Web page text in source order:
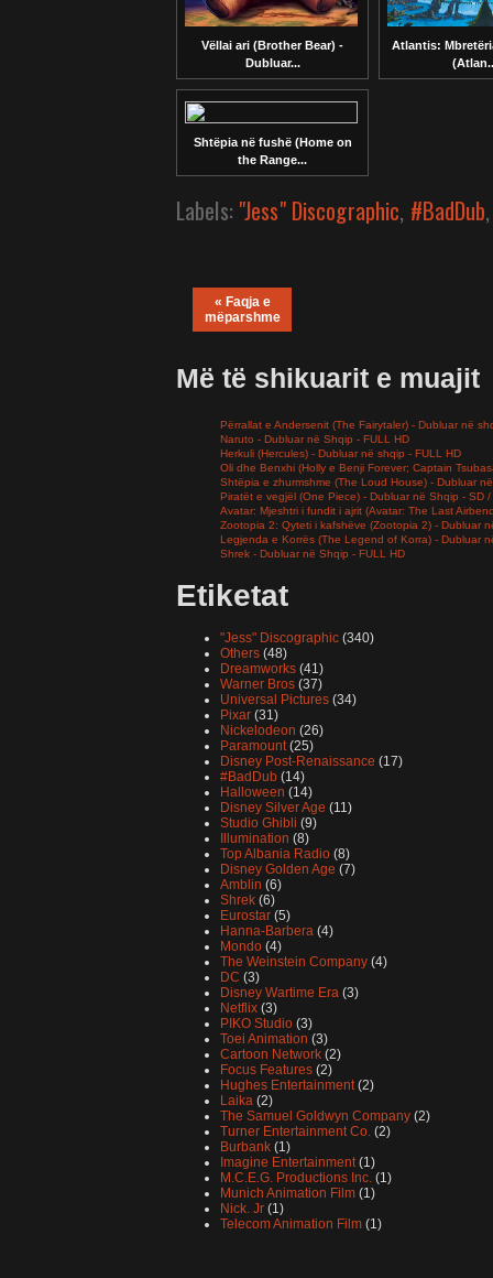
Vëllai ari (Brother Bear) -
Dubluar...
Atlantis:
Shtëpia në fushë (Home on
the Range...
Labels: "Jess" Discographic, #BadDub
« Faqja e
mëparshme
Më të shikuarit e muajit
Përrallat e Andersenit (The Fairytaler) - Dubluar në
Naruto - Dubluar në Shqip - FULL HD
Herkuli (Hercules) - Dubluar në shqip - FULL HD
Oli dhe Benxhi (Holly e Benji Forever; Captain
Shtëpia e zhurmshme (The Loud House) - Dubluar
Piratët e vegjël (One Piece) - Dubluar në Shqip - SD /
Avatar: Mjeshtri i fundit i ajrit (Avatar: The Last
Zootopia 2: Qyteti i kafshëve (Zootopia 2) - Dubluar
Legjenda e Korrës (The Legend of Korra) - Dubluar
Shrek - Dubluar në Shqip - FULL HD
Etiketat
"Jess" Discographic (340)
Others (48)
Dreamworks (41)
Warner Bros (37)
Universal Pictures (34)
Pixar (31)
Nickelodeon (26)
Paramount (25)
Disney Post-Renaissance (17)
#BadDub (14)
Halloween (14)
Disney Silver Age (11)
Studio Ghibli (9)
Illumination (8)
Top Albania Radio (8)
Disney Golden Age (7)
Amblin (6)
Shrek (6)
Eurostar (5)
Hanna-Barbera (4)
Mondo (4)
The Weinstein Company (4)
DC (3)
Disney Wartime Era (3)
Netflix (3)
PIKO Studio (3)
Toei Animation (3)
Cartoon Network (2)
Focus Features (2)
Hughes Entertainment (2)
Laika (2)
The Samuel Goldwyn Company (2)
Turner Entertainment Co. (2)
Burbank (1)
Imagine Entertainment (1)
M.C.E.G. Productions Inc. (1)
Munich Animation Film (1)
Nick. Jr (1)
Telecom Animation Film (1)